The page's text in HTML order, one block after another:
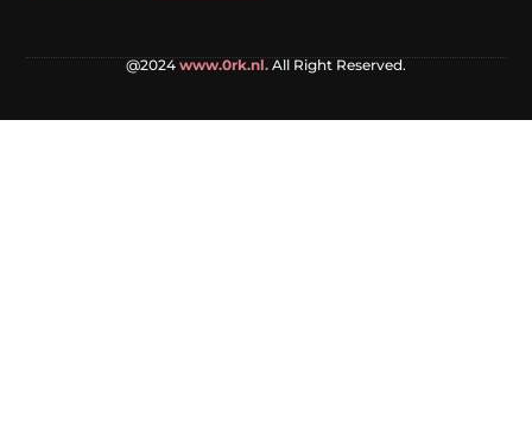
@2024 www.0rk.nl. All Right Reserved.